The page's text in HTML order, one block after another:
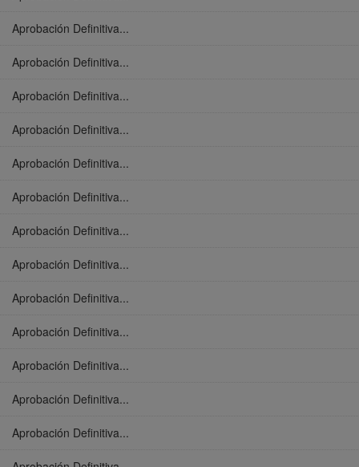
Aprobación Definitiva...
Aprobación Definitiva...
Aprobación Definitiva...
Aprobación Definitiva...
Aprobación Definitiva...
Aprobación Definitiva...
Aprobación Definitiva...
Aprobación Definitiva...
Aprobación Definitiva...
Aprobación Definitiva...
Aprobación Definitiva...
Aprobación Definitiva...
Aprobación Definitiva...